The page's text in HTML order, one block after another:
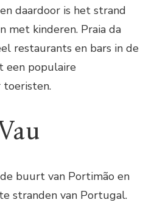
daardoor is het strand
met kinderen. Praia da
restaurants en bars in de
een populaire
toeristen.
buurt van Portimão en
stranden van Portugal.